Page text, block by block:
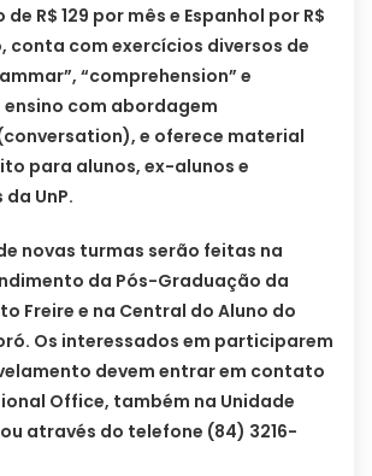
R$ 129 por mês e Espanhol por R$
conta com exercícios diversos de
“comprehension” e
com abordagem
e oferece material
para alunos, ex-alunos e
UnP.
novas turmas serão feitas na
da Pós-Graduação da
Freire e na Central do Aluno do
Os interessados em participarem
devem entrar em contato
Office, também na Unidade
através do telefone (84) 3216-